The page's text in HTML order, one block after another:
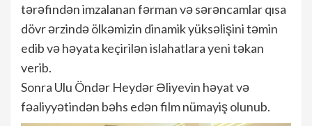
tərəfindən imzalanan fərman və sərəncamlar qısa
dövr ərzində ölkəmizin dinamik yüksəlişini təmin
edib və həyata keçirilən islahatlara yeni təkan
verib.
Sonra Ulu Öndər Heydər Əliyevin həyat və
fəaliyyətindən bəhs edən film nümayiş olunub.